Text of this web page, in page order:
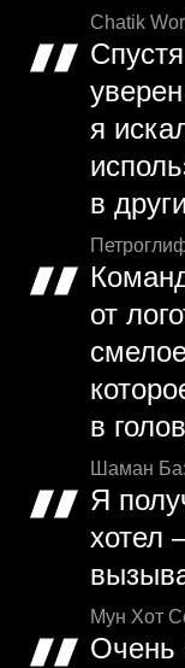
Chatik
я
в
от
в
Шаман
Я
хотел
Мун Хот
Очень